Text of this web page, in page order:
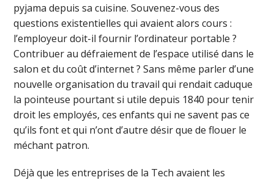
pyjama depuis sa cuisine. Souvenez-vous des
questions existentielles qui avaient alors cours :
l’employeur doit-il fournir l’ordinateur portable ?
Contribuer au défraiement de l’espace utilisé dans le
salon et du coût d’internet ? Sans même parler d’une
nouvelle organisation du travail qui rendait caduque
la pointeuse pourtant si utile depuis 1840 pour tenir
droit les employés, ces enfants qui ne savent pas ce
qu’ils font et qui n’ont d’autre désir que de flouer le
méchant patron.
Déjà que les entreprises de la Tech avaient les